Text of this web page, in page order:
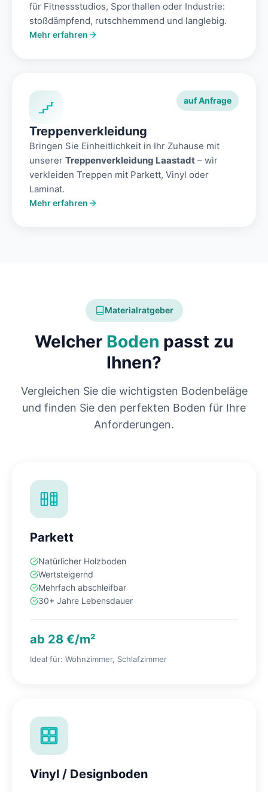
für Fitnessstudios, Sporthallen oder Industrie:
stoßdämpfend, rutschhemmend und langlebig.
Mehr erfahren
auf Anfrage
Treppenverkleidung
Bringen Sie Einheitlichkeit in Ihr Zuhause mit
unserer Treppenverkleidung Laastadt – wir
verkleiden Treppen mit Parkett, Vinyl oder
Laminat.
Mehr erfahren
Materialratgeber
Welcher Boden passt zu
Ihnen?
Vergleichen Sie die wichtigsten Bodenbeläge
und finden Sie den perfekten Boden für Ihre
Anforderungen.
Parkett
Natürlicher Holzboden
Wertsteigernd
Mehrfach abschleifbar
30+ Jahre Lebensdauer
ab 28 €/m²
Ideal für: Wohnzimmer, Schlafzimmer
Vinyl / Designboden